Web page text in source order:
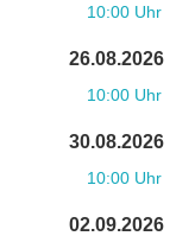
10:00 Uhr
26.08.2026
10:00 Uhr
30.08.2026
10:00 Uhr
02.09.2026